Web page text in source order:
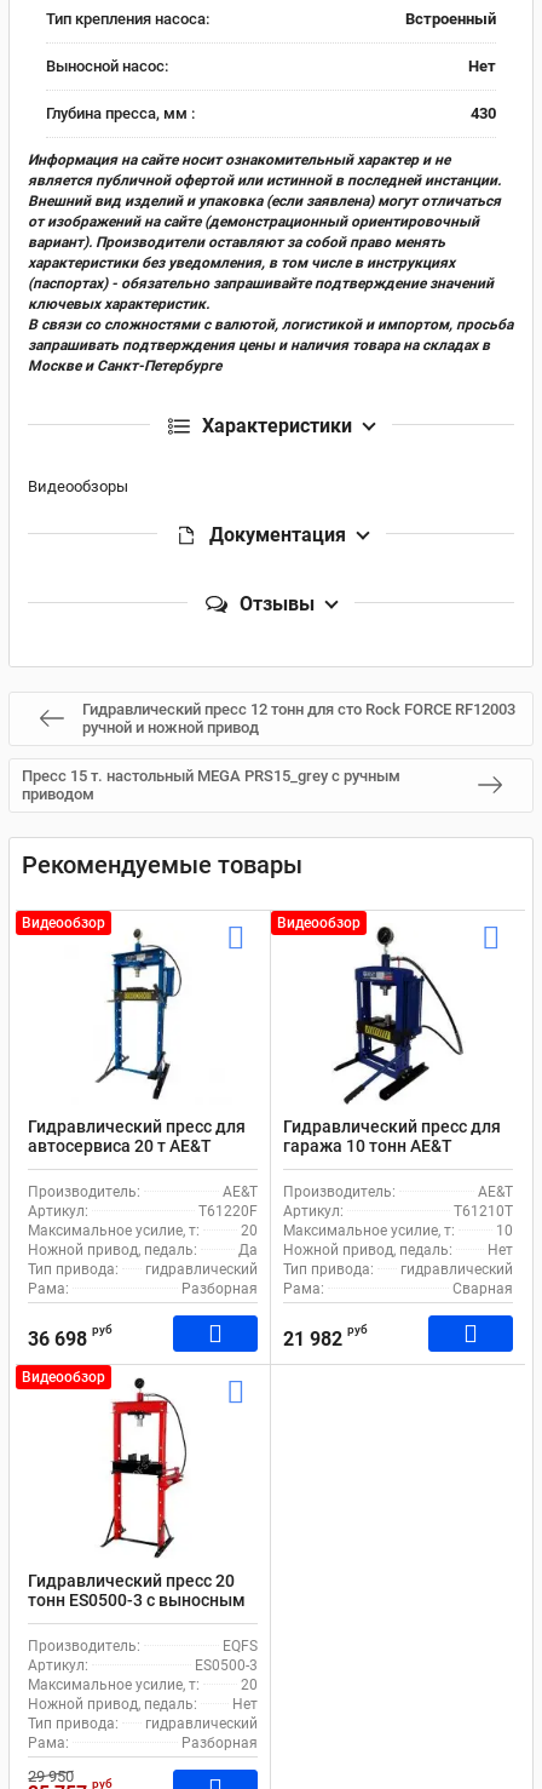
Тип крепления насоса: Встроенный
Выносной насос: Нет
Глубина пресса, мм : 430
Информация на сайте носит ознакомительный характер и не
является публичной офертой или истинной в последней инстанции.
Внешний вид изделий и упаковка (если заявлена) могут отличаться
от изображений на сайте (демонстрационный ориентировочный
вариант). Производители оставляют за собой право менять
характеристики без уведомления, в том числе в инструкциях
(паспортах) - обязательно запрашивайте подтверждение значений
ключевых характеристик.
В связи со сложностями с валютой, логистикой и импортом, просьба
запрашивать подтверждения цены и наличия товара на складах в
Москве и Санкт-Петербурге
Характеристики
Видеообзоры
Документация
Отзывы
Гидравлический пресс 12 тонн для сто Rock FORCE RF12003
ручной и ножной привод
Пресс 15 т. настольный MEGA PRS15_grey c ручным
приводом
Рекомендуемые товары
Видеообзор
Гидравлический пресс для
автосервиса 20 т AE&T
Т61220F ручной и ножной
привод
Производитель:
AE&T
Артикул:
T61220F
Максимальное усилие, т:
20
Ножной привод, педаль:
Да
Тип привода:
гидравлический
Рама:
Разборная
36 698 руб
Видеообзор
Гидравлический пресс для
гаража 10 тонн AE&T
T61210T ручной привод
Производитель:
AE&T
Артикул:
T61210T
Максимальное усилие, т:
10
Ножной привод, педаль:
Нет
Тип привода:
гидравлический
Рама:
Сварная
21 982 руб
Видеообзор
Гидравлический пресс 20
тонн ES0500-3 с выносным
насосом
Производитель:
EQFS
Артикул:
ES0500-3
Максимальное усилие, т:
20
Ножной привод, педаль:
Нет
Тип привода:
гидравлический
Рама:
Разборная
29 950 руб